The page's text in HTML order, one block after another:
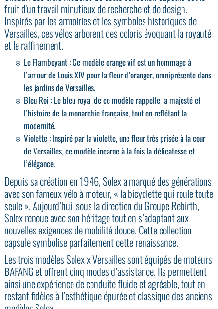
fruit d'un travail minutieux de recherche et de design.
Inspirés par les armoiries et les symboles historiques de
Versailles, ces vélos arborent des coloris évoquant la royauté
et le raffinement.
Le Flamboyant : Ce modèle orange vif est un hommage à
l’amour de Louis XIV pour la fleur d’oranger, omniprésente dans
les jardins de Versailles.
Bleu Roi : Le bleu royal de ce modèle rappelle la majesté et
l’histoire de la monarchie française, tout en reflétant la
modernité.
Violette : Inspiré par la violette, une fleur très prisée à la cour
de Versailles, ce modèle incarne à la fois la délicatesse et
l’élégance.
Depuis sa création en 1946, Solex a marqué des générations
avec son fameux vélo à moteur, « la bicyclette qui roule toute
seule ». Aujourd’hui, sous la direction du Groupe Rebirth,
Solex renoue avec son héritage tout en s’adaptant aux
nouvelles exigences de mobilité douce. Cette collection
capsule symbolise parfaitement cette renaissance.
Les trois modèles Solex x Versailles sont équipés de moteurs
BAFANG et offrent cinq modes d’assistance. Ils permettent
ainsi une expérience de conduite fluide et agréable, tout en
restant fidèles à l’esthétique épurée et classique des anciens